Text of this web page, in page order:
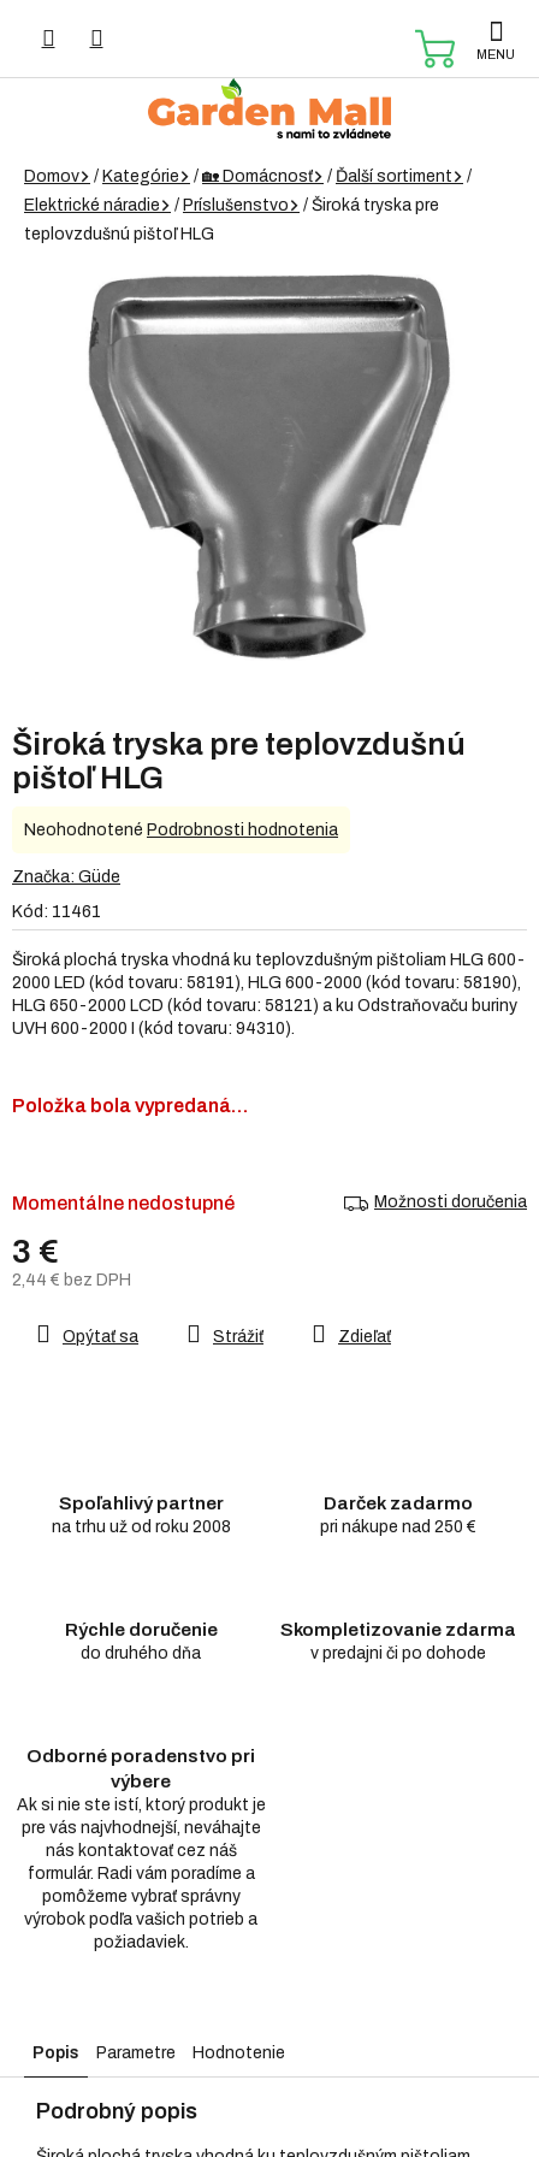
Domov / Kategórie / 🏡 Domácnosť / Ďalší sortiment
/
Elektrické náradie
/ Príslušenstvo / Široká tryska pre
teplovzdušnú pištoľ HLG
Široká tryska pre teplovzdušnú
pištoľ HLG
Kód: 11461
3 €
2,44 € bez DPH
cena:
Momentálne nedostupné Možnosti doručenia
Položka bola vypredaná…
Široká plochá tryska vhodná ku teplovzdušným pištoliam HLG 600-
2000 LED (kód tovaru: 58191), HLG 600-2000 (kód tovaru: 58190),
HLG 650-2000 LCD (kód tovaru: 58121) a ku Odstraňovaču buriny
UVH 600-2000 I (kód tovaru: 94310).
Opýtať sa Strážiť Zdieľať
Spoľahlivý partner
na trhu už od roku 2008
Darček zadarmo
pri nákupe nad 250 €
Rýchle doručenie
do druhého dňa
Skompletizovanie zdarma
v predajni či po dohode
Odborné poradenstvo pri
výbere
Ak si nie ste istí, ktorý produkt je
pre vás najvhodnejší, neváhajte
nás kontaktovať cez náš
formulár. Radi vám poradíme a
pomôžeme vybrať správny
výrobok podľa vašich potrieb a
požiadaviek.
Priemerné
produktu
0,0
5
hviezdičiek.
Neohodnotené Podrobnosti hodnotenia
Značka: Güde
Popis Parametre Hodnotenie
Podrobný popis